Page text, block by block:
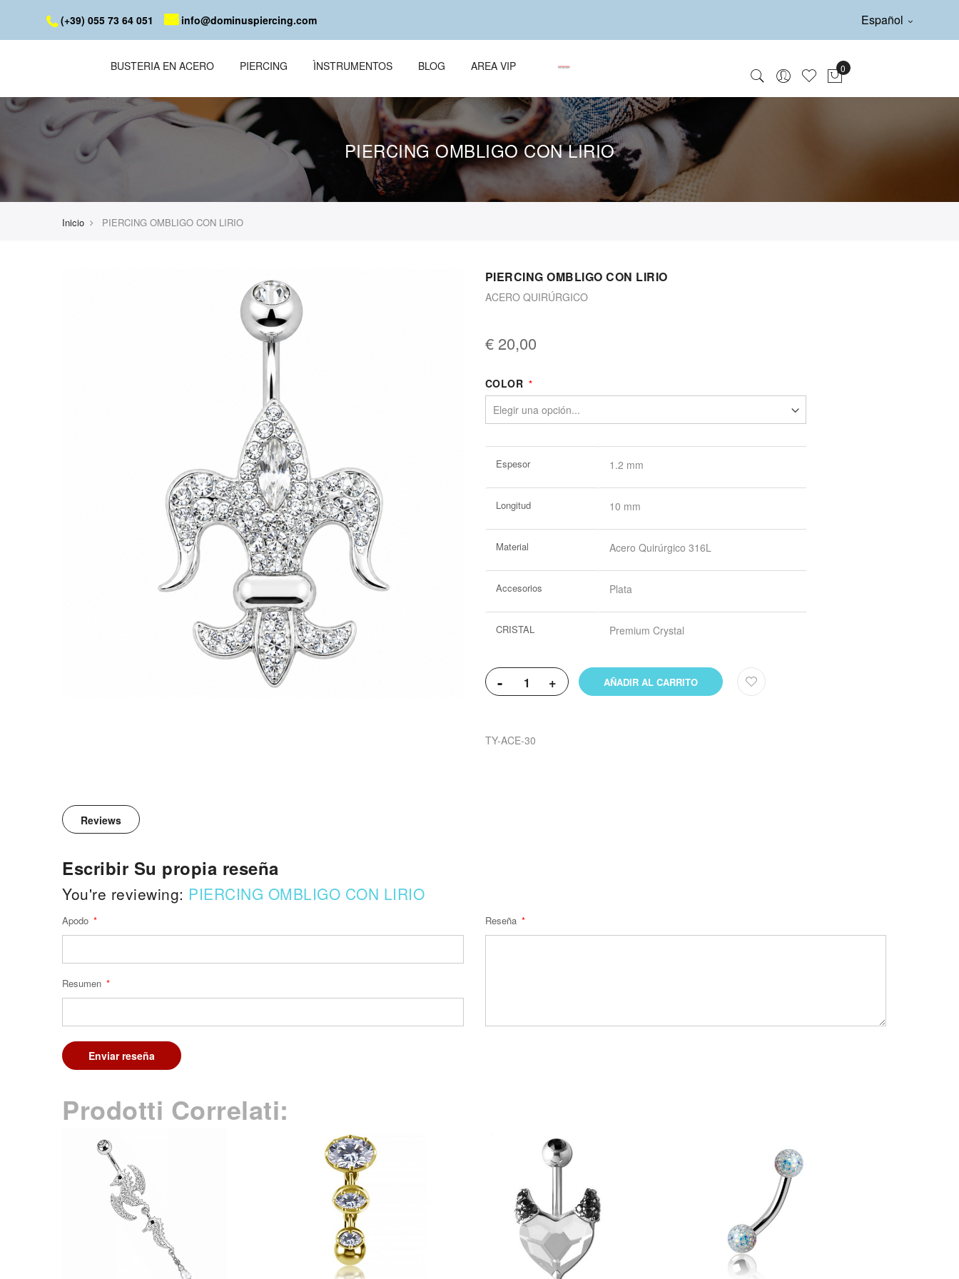
(+39) 055 73 64 051 info@dominuspiercing.com Español
BUSTERIA EN ACERO PIERCING ÌNSTRUMENTOS BLOG AREA VIP
PIERCING OMBLIGO CON LIRIO
Inicio PIERCING OMBLIGO CON LIRIO
PIERCING OMBLIGO CON LIRIO
ACERO QUIRÚRGICO
€ 20,00
COLOR
Información
Espesor 1.2 mm
Longitud 10 mm
Material Acero Quirúrgico 316L
Accesorios Plata
CRISTAL Premium Crystal
- + AÑADIR AL CARRITO
TY-ACE-30
Reviews
Escribir Su propia reseña
You're reviewing: PIERCING OMBLIGO CON LIRIO
Apodo
Resumen
Reseña
Enviar reseña
Prodotti Correlati: